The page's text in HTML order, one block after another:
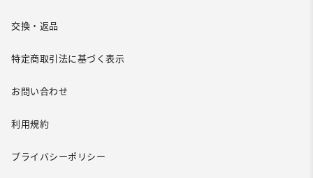
交換・返品
特定商取引法に基づく表示
お問い合わせ
利用規約
プライバシーポリシー